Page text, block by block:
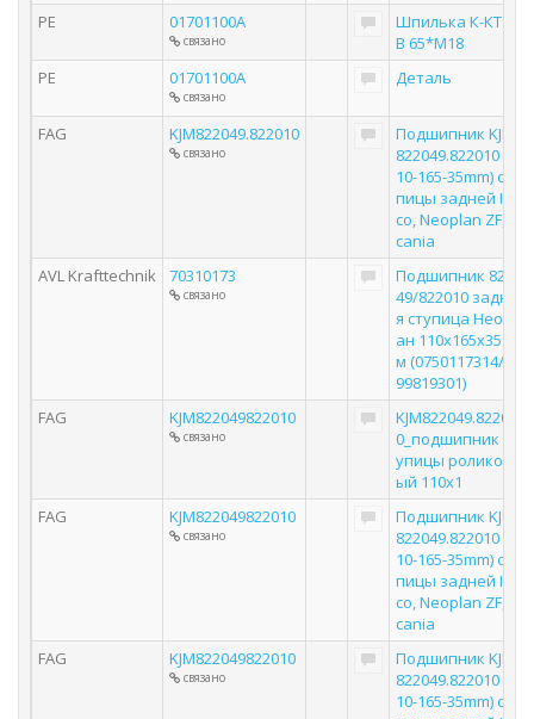
PE
01701100A
связано
Шпилька К-КТ M
B 65*M18
PE
01701100A
связано
Деталь
FAG KJM822049.822010
связано
Подшипник KJM
822049.822010 (1
10-165-35mm) сту
пицы задней Ive
co, Neoplan ZF, S
cania
AVL Krafttechnik
70310173
связано
Подшипник 8220
49/822010 задня
я ступица Неопл
ан 110x165x35 м
м (0750117314/00
99819301)
FAG
KJM822049822010
связано
KJM822049.82201
0_подшипник ст
упицы роликов
ый 110х1
FAG
KJM822049822010
связано
Подшипник KJM
822049.822010 (1
10-165-35mm) сту
пицы задней Ive
co, Neoplan ZF, S
cania
FAG
KJM822049822010
связано
Подшипник KJM
822049.822010 (1
10-165-35mm) сту